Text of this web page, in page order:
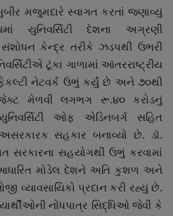
સુબીર મજુમદારે સ્વાગત કરતાં જણાવ્યું
યુનિવર્સિટી દેશના અગ્રણી
કેન્દ્ર તરીકે ઝડપથી ઉભરી
ટૂંકા ગાળામાં આંતરરાષ્ટ્રીય
નેટવર્ક ઉભું કર્યું છે અને ૭૦થી
મેળવી લગભગ રૂ.૪૦ કરોડનું
ઓફ એડિનબર્ગ સહિત
સહકાર બનાવ્યો છે. ડૉ.
સરકારના સહયોગથી ઉભું કરવામાં
મોડેલ દેશને અતિ કુશળ અને
વ્યાવસાયિકો પ્રદાન કરી રહ્યું છે.
નોંધપાત્ર સિદ્ધિઓ જેવી કે